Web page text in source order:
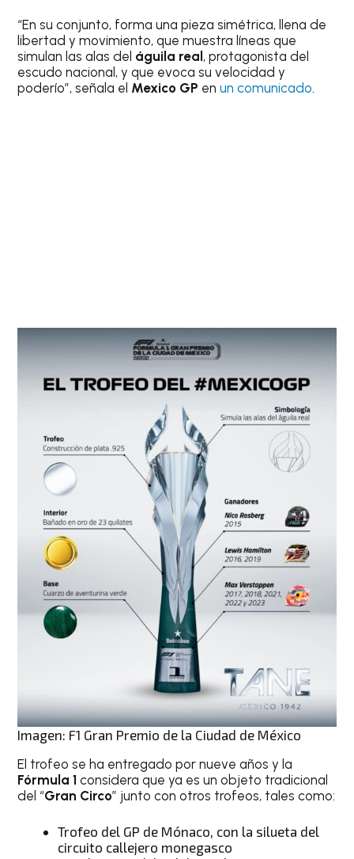
“En su conjunto, forma una pieza simétrica, llena de
libertad y movimiento, que muestra líneas que
simulan las alas del águila real , protagonista del
escudo nacional, y que evoca su velocidad y
poderío”, señala el Mexico GP enun comunicado.
Imagen: F1 Gran Premio de la Ciudad de México
El trofeo se ha entregado por nueve años y la
Fórmula 1considera que ya es un objeto tradicional
del “Gran Circo” junto con otros trofeos, tales como:
Trofeo del GP de Mónaco, con la silueta del
circuito callejero monegasco